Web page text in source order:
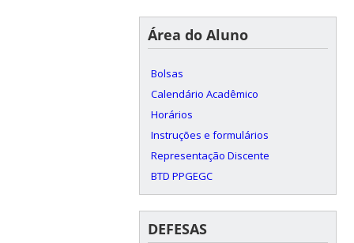
Área do Aluno
Bolsas
Calendário Acadêmico
Horários
Instruções e formulários
Representação Discente
BTD PPGEGC
DEFESAS